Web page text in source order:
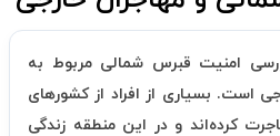
امنیت قبرس شمالی مربوط به
است. بسیاری از افراد از کشورهای
کرده‌اند و در این منطقه زندگی